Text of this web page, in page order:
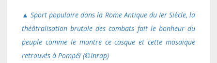
▲ Sport populaire dans la Rome Antique du Ier Siècle, la
théâtralisation brutale des combats fait le bonheur du
peuple comme le montre ce casque et cette mosaïque
retrouvés à Pompéï (©️Inrap)